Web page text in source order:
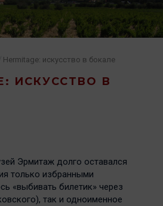
ИСКУССТВО В
Hermitage: искусство в бокале
Эрмитаж долго оставался
только избранными
«выбивать билетик» через
так и одноименное